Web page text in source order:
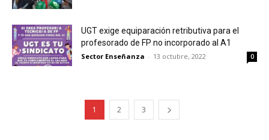
UGT exige equiparación retributiva para el
profesorado de FP no incorporado al A1
Sector Enseñanza - 13 octubre, 2022 0
1 2 3